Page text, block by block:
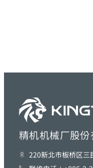
精机机械厂股份
220新北巿板桥区